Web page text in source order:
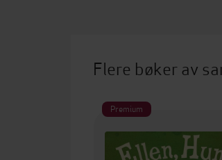
Flere bøker av
Premium